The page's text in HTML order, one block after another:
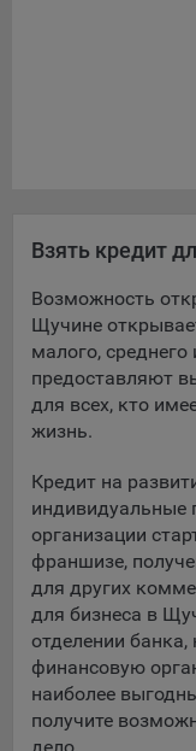
Взять кредит
Возможность
Щучине
малого, среднего
предоставляют
для всех, кто
жизнь.
Кредит на
индивидуальные
организации
франшизе,
для других
для бизнеса в
отделении
финансовую
наиболее
получите